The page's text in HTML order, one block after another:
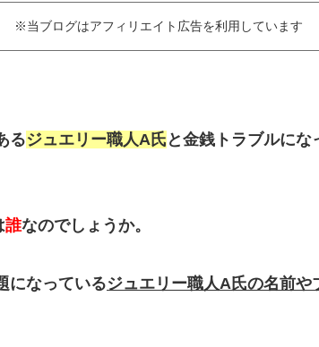
※当ブログはアフィリエイト広告を利用しています
るジュエリー職人A氏 と金銭トラブルにな
誰なのでしょうか。
になっているジュエリー職人A氏の名前